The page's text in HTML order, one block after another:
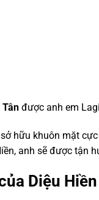
Tân được anh em
hữu khuôn mặt
anh sẽ được tận
Diệu Hiền